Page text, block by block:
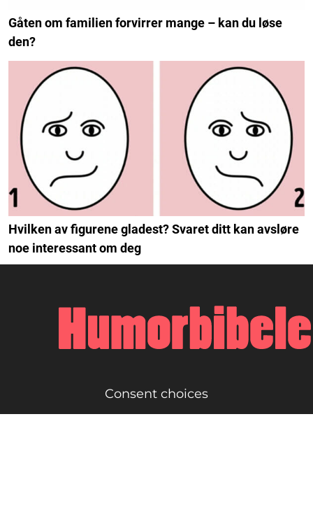
Gåten om familien forvirrer mange – kan du løse
den?
Hvilken av figurene gladest? Svaret ditt kan avsløre
noe interessant om deg
Consent choices